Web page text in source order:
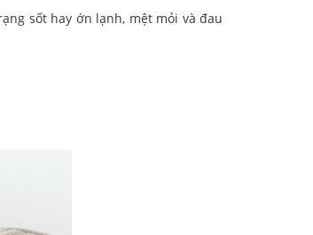
sốt hay ớn lạnh, mệt mỏi và đau